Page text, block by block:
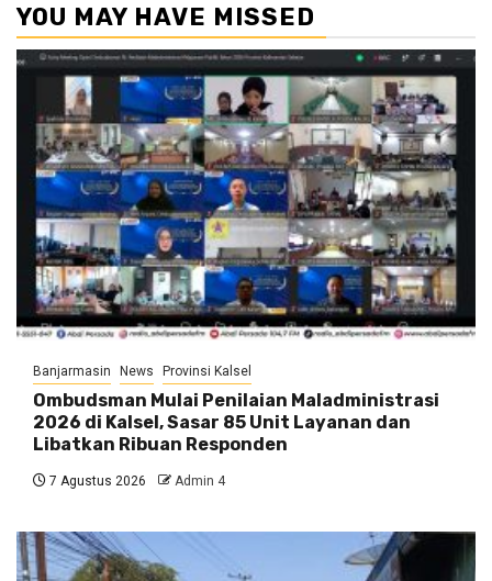
YOU MAY HAVE MISSED
Banjarmasin News Provinsi Kalsel
Ombudsman Mulai Penilaian Maladministrasi
2026 di Kalsel, Sasar 85 Unit Layanan dan
Libatkan Ribuan Responden
7 Agustus 2026 Admin 4